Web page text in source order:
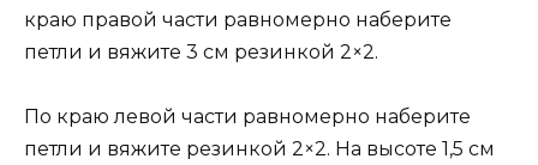
краю правой части равномерно наберите
петли и вяжите 3 см резинкой 2×2.
По краю левой части равномерно наберите
петли и вяжите резинкой 2×2. На высоте 1,5 см